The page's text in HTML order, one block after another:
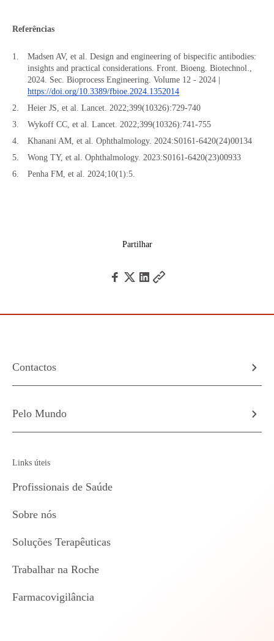
Referências
Madsen AV, et al. Design and engineering of bispecific antibodies:
insights and practical considerations. Front. Bioeng. Biotechnol.,
2024. Sec. Bioprocess Engineering. Volume 12 - 2024 |
https://doi.org/10.3389/fbioe.2024.1352014
Heier JS, et al. Lancet. 2022;399(10326):729-740
Wykoff CC, et al. Lancet. 2022;399(10326):741-755
Khanani AM, et al. Ophthalmology. 2024:S0161-6420(24)00134
Wong TY, et al. Ophthalmology. 2023:S0161-6420(23)00933
Penha FM, et al. 2024;10(1):5.
Partilhar
Contactos
Pelo Mundo
Links úteis
Profissionais de Saúde
Sobre nós
Soluções Terapêuticas
Trabalhar na Roche
Farmacovigilância